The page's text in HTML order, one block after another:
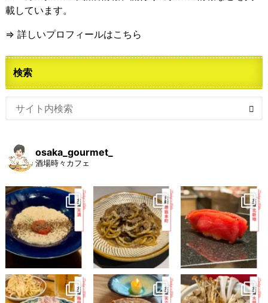
載しています。
⇒ 詳しいプロフィールはこちら
検索
osaka_gourmet_
酒場時々カフェ